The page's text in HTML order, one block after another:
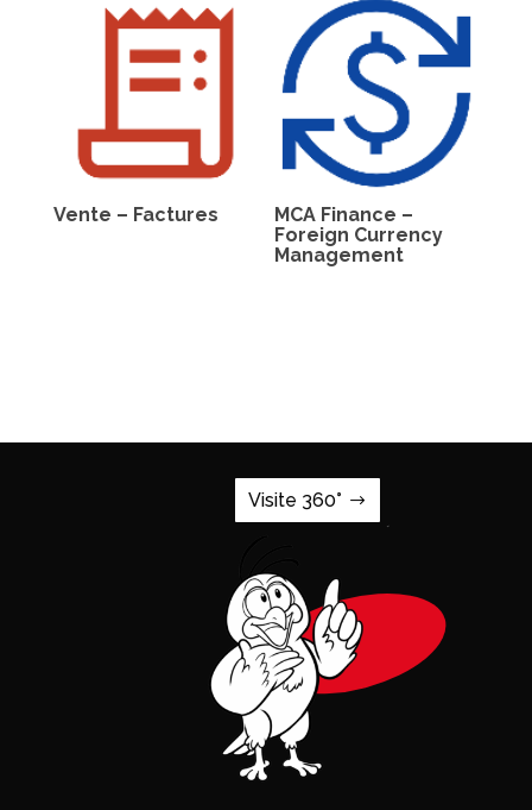
Vente – Factures
MCA Finance –
Foreign Currency
Management
Visite 360°